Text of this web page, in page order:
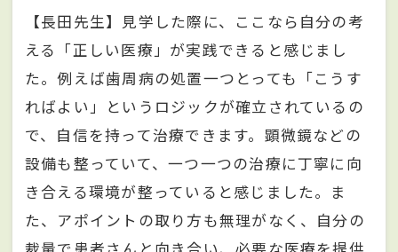
【長田先生】見学した際に、ここなら自分の考
える「正しい医療」が実践できると感じまし
た。例えば歯周病の処置一つとっても「こうす
ればよい」というロジックが確立されているの
で、自信を持って治療できます。顕微鏡などの
設備も整っていて、一つ一つの治療に丁寧に向
き合える環境が整っていると感じました。ま
た、アポイントの取り方も無理がなく、自分の